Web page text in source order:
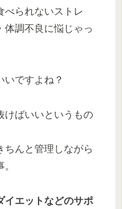
べられないストレ
体調不良に悩じゃっ
いですよね？
けばいいというもの
ちんと管理しながら
イエットなどのサポ